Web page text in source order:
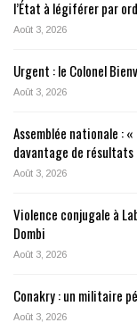
l’État à légiférer par
Août 3, 2026
Urgent : le Colonel
Août 3, 2026
Assemblée nationale :
davantage de résultats
Août 3, 2026
Violence conjugale à
Dombi
Août 3, 2026
Conakry : un militaire
Août 3, 2026